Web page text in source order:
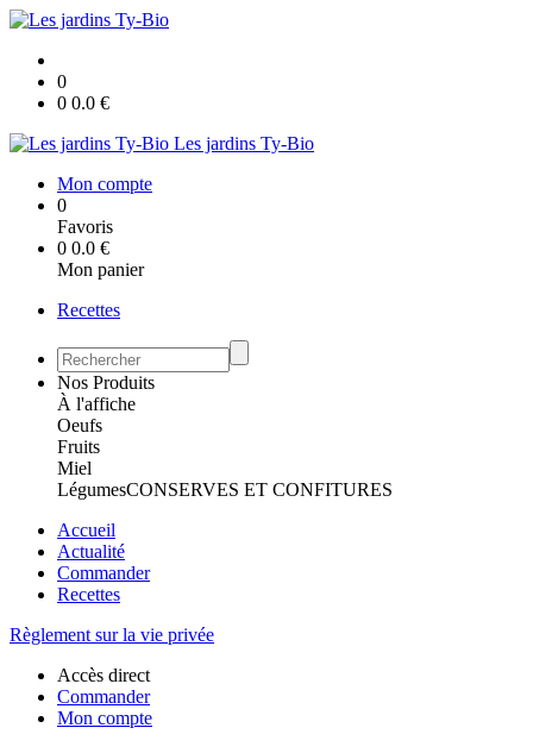
0
0 0.0 €
Les jardins Ty-Bio
Mon compte
0
Favoris
0 0.0 €
Mon panier
Recettes
Nos Produits
À l'affiche
Oeufs
Fruits
Miel
LégumesCONSERVES ET CONFITURES
Accueil
Actualité
Commander
Recettes
Règlement sur la vie privée
Accès direct
Commander
Mon compte